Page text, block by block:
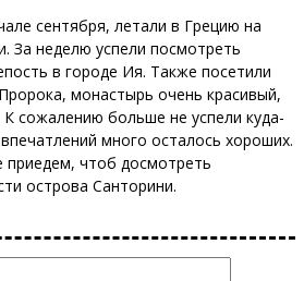
сентября, летали в Грецию на
За неделю успели посмотреть
в городе Ия. Также посетили
монастырь очень красивый,
сожалению больше не успели куда-
много осталось хороших.
чтоб досмотреть
острова Санторини.